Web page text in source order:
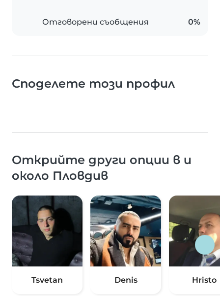
Отговорени съобщения 0%
Споделете този профил
Открийте други опции в и
около Пловдив
Tsvetan Denis Hristo